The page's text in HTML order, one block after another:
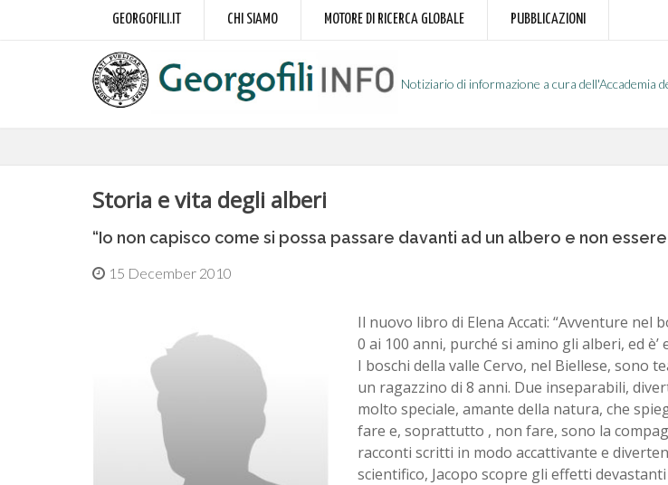
GEORGOFILI.IT CHI SIAMO MOTORE DI RICERCA GLOBALE PUBBLICAZIONI
Notiziario di informazione a cura dell'Accademia
Storia e vita degli alberi
“Io non capisco come si possa passare davanti ad un albero e non
15 December 2010
Il nuovo libro di Elena Accati: “Avventure nel
0 ai 100 anni, purché si amino gli alberi, ed
I boschi della valle Cervo, nel Biellese, sono
un ragazzino di 8 anni. Due inseparabili,
molto speciale, amante della natura, che
fare e, soprattutto , non fare, sono la
racconti scritti in modo accattivante e
scientifico, Jacopo scopre gli effetti